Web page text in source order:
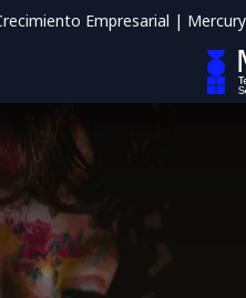
Empresarial |